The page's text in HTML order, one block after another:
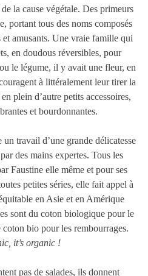
la cause végétale. Des primeurs
portant tous des noms composés
amusants. Une vraie famille qui
en doudous réversibles, pour
le légume, il y avait une fleur, en
à littéralement leur tirer la
plein d’autre petits accessoires,
et bourdonnantes.
travail d’une grande délicatesse
des mains expertes. Tous les
Faustine elle même et pour ses
petites séries, elle fait appel à
en Asie et en Amérique
sont du coton biologique pour le
bio pour les rembourrages.
it’s organic !
pas de salades, ils donnent